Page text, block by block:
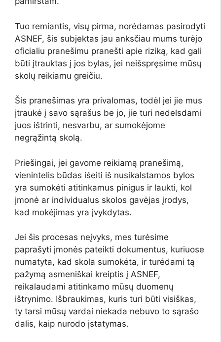
Tuo remiantis, visų pirma, norėdamas pasirodyti
ASNEF, šis subjektas jau anksčiau mums turėjo
oficialiu pranešimu pranešti apie riziką, kad gali
būti įtrauktas į jos bylas, jei neišspręsime mūsų
skolų reikiamu greičiu.
Šis pranešimas yra privalomas, todėl jei jie mus
įtraukė į savo sąrašus be jo, jie turi nedelsdami
juos ištrinti, nesvarbu, ar sumokėjome
negrąžintą skolą.
Priešingai, jei gavome reikiamą pranešimą,
vienintelis būdas išeiti iš nusikalstamos bylos
yra sumokėti atitinkamus pinigus ir laukti, kol
įmonė ar individualus skolos gavėjas įrodys,
kad mokėjimas yra įvykdytas.
Jei šis procesas neįvyks, mes turėsime
paprašyti įmonės pateikti dokumentus, kuriuose
numatyta, kad skola sumokėta, ir turėdami tą
pažymą asmeniškai kreiptis į ASNEF,
reikalaudami atitinkamo mūsų duomenų
ištrynimo. Išbraukimas, kuris turi būti visiškas,
ty tarsi mūsų vardai niekada nebuvo to sąrašo
dalis, kaip nurodo įstatymas.